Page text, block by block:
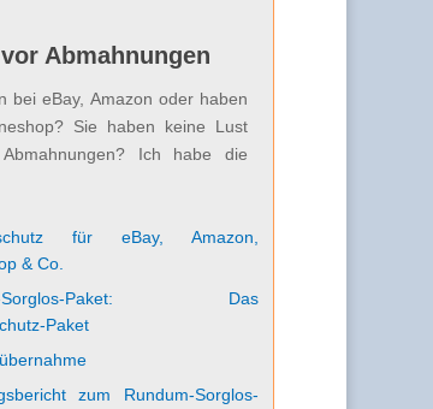
Abmahnungen
bei eBay, Amazon oder haben
Sie haben keine Lust
Ich habe die
für eBay, Amazon,
& Co.
Sorglos-Paket: Das
Paket
zum Rundum-Sorglos-